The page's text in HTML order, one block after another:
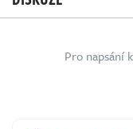
Pro napsání